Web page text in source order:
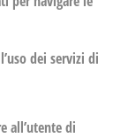
dei servizi di
all’utente di